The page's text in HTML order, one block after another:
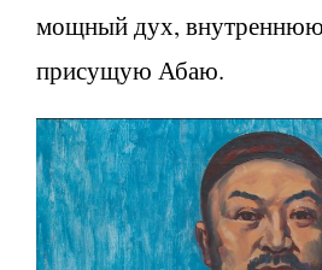
мощный дух,
присущую Абаю.